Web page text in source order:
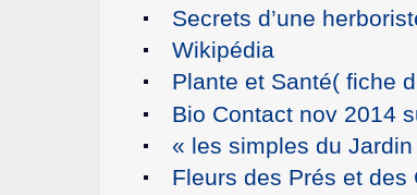
Secrets d’une
Wikipédia
Plante et Santé( fiche
Bio Contact nov 2014
« les simples du
Fleurs des Prés et